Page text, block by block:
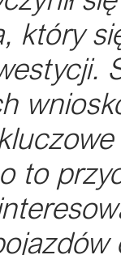
który
to